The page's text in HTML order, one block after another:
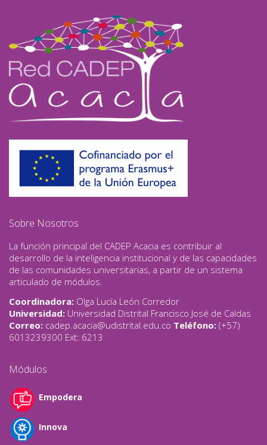
Sobre Nosotros
La función principal del CADEP Acacia es contribuir al
desarrollo de la inteligencia institucional y de las capacidades
de las comunidades universitarias, a partir de un sistema
articulado de módulos.
Coordinadora: Olga Lucía León Corredor
Universidad: Universidad Distrital Francisco José de Caldas
Correo: cadep.acacia@udistrital.edu.co Teléfono: (+57)
6013239300 Ext: 6213
Módulos
Empodera
Innova